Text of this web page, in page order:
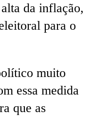
da inflação,
para o
muito
essa medida
que as